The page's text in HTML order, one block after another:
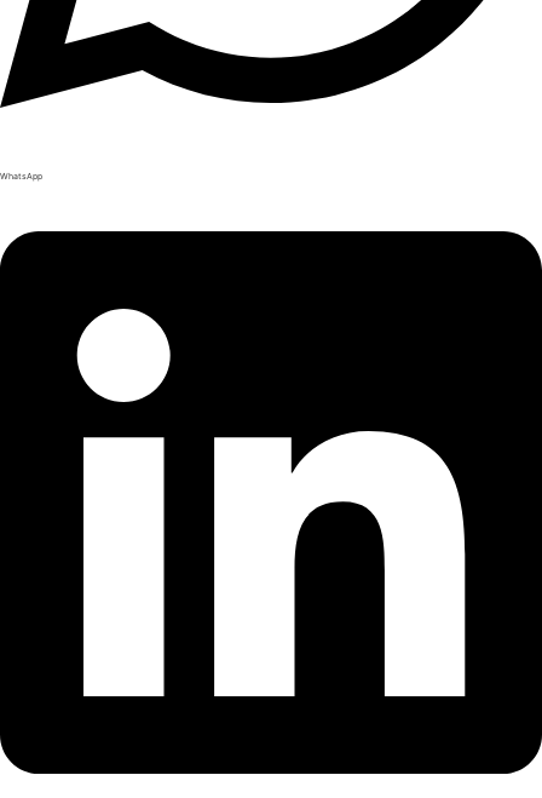
WhatsApp